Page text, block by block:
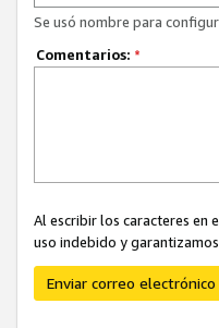
Se usó nombre para
Comentarios: *
Al escribir los caracteres en
uso indebido y
Enviar correo electrónico